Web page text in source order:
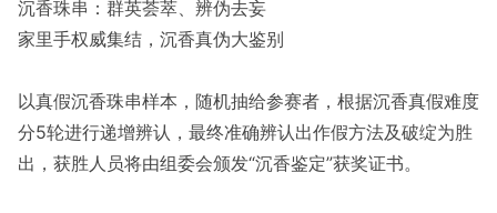
沉香珠串：群英荟萃、辨伪去妄
家里手权威集结，沉香真伪大鉴别
以真假沉香珠串样本，随机抽给参赛者，根据沉香真假难度
分5轮进行递增辨认，最终准确辨认出作假方法及破绽为胜
出，获胜人员将由组委会颁发“沉香鉴定”获奖证书。